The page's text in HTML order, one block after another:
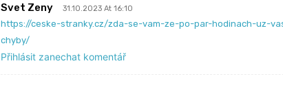
Svet Zeny 31.10.2023 At 16:10
https://ceske-stranky.cz/zda-se-vam-ze-po-par-hodinach-uz-
chyby/
Přihlásit zanechat komentář